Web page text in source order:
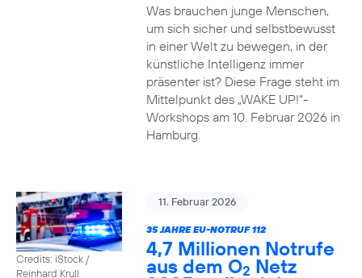
Was brauchen junge Menschen,
um sich sicher und selbstbewusst
in einer Welt zu bewegen, in der
künstliche Intelligenz immer
präsenter ist? Diese Frage steht im
Mittelpunkt des „WAKE UP!“-
Workshops am 10. Februar 2026 in
Hamburg.
Credits: iStock /
Reinhard Krull
11. Februar 2026
35 JAHRE EU-NOTRUF 112
4,7 Millionen Notrufe
aus dem O2 Netz